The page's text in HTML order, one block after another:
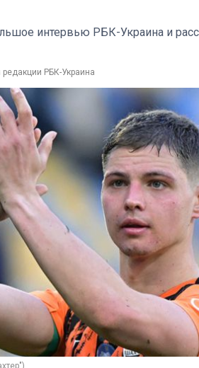
интервью РБК-Украина и
редакции РБК-Украина